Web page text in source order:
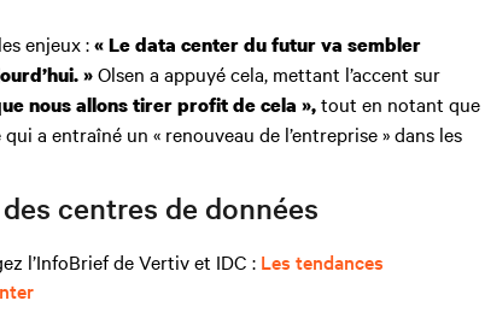
enjeux :« Le data center du futur va sembler
»Olsen a appuyé cela, mettant l’accent sur
nous allons tirer profit de cela »,tout en notant que
a entraîné un « renouveau de l’entreprise » dans les
centres de données
l’InfoBrief de Vertiv et IDC : Les tendances